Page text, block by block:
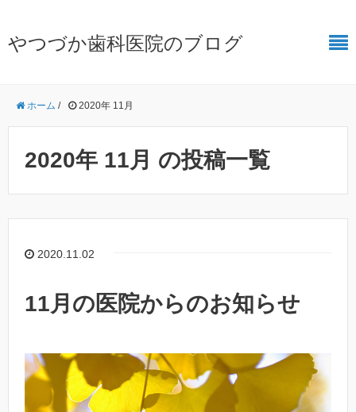
やつづか歯科医院のブログ
ホーム / 2020年 11月
2020年 11月 の投稿一覧
2020.11.02
11月の医院からのお知らせ